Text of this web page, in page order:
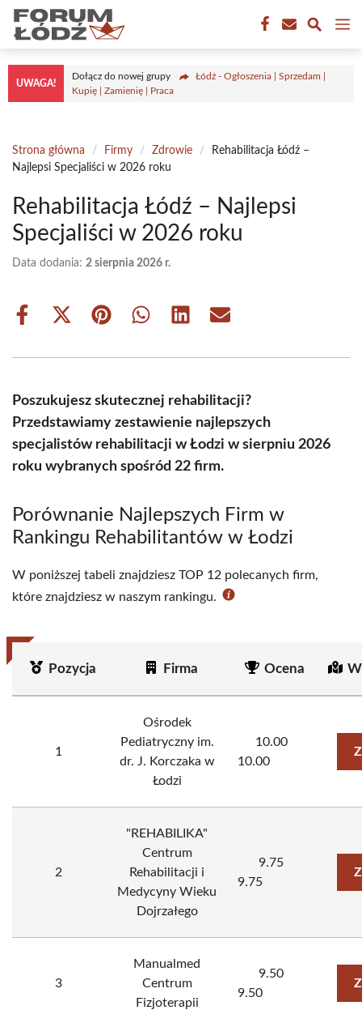
Przejdź
treści
UWAGA!
Dołącz do nowej grupy
Łódź - Ogłoszenia | Sprzedam |
Kupię | Zamienię | Praca
Strona główna / Firmy / Zdrowie /
Rehabilitacja Łódź –
Najlepsi Specjaliści w 2026 roku
Rehabilitacja Łódź – Najlepsi
Specjaliści w 2026 roku
Data dodania: 2 sierpnia 2026 r.
Share
Share
(Twitter)
Share Share Share Share
Poszukujesz skutecznej rehabilitacji?
Przedstawiamy zestawienie najlepszych
specjalistów rehabilitacji w Łodzi w sierpniu 2026
roku wybranych spośród 22 firm.
Porównanie Najlepszych Firm w
Rankingu Rehabilitantów w Łodzi
W poniższej tabeli znajdziesz TOP 12 polecanych firm,
które znajdziesz w naszym rankingu.
Pozycja Firma Ocena
1
Ośrodek
Pediatryczny im.
dr. J. Korczaka w
Łodzi
10.00
10.00
2
"REHABILIKA"
Centrum
Rehabilitacji i
Medycyny Wieku
Dojrzałego
9.75
9.75
3
Manualmed
Centrum
Fizjoterapii
9.50
9.50